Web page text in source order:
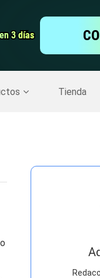
3 días
3 días
Tienda
de pantalla
del iPhone >>